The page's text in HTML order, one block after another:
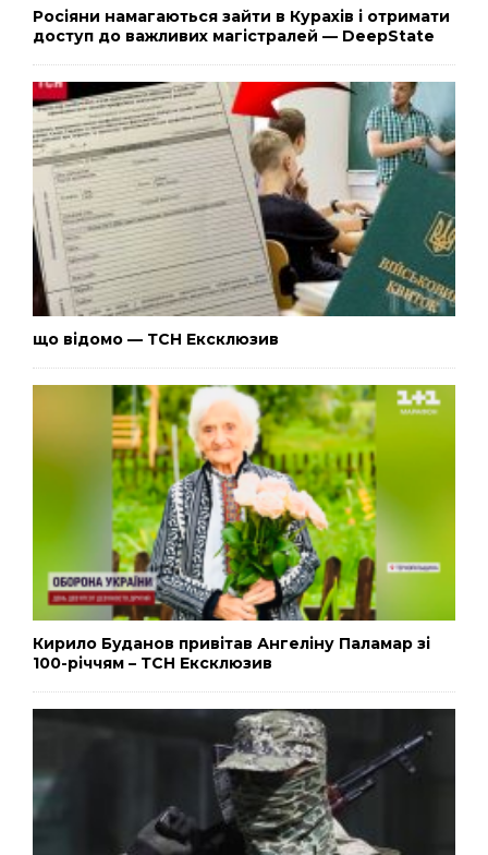
Росіяни намагаються зайти в Курахів і отримати
доступ до важливих магістралей — DeepState
що відомо — ТСН Ексклюзив
Кирило Буданов привітав Ангеліну Паламар зі
100-річчям – ТСН Ексклюзив